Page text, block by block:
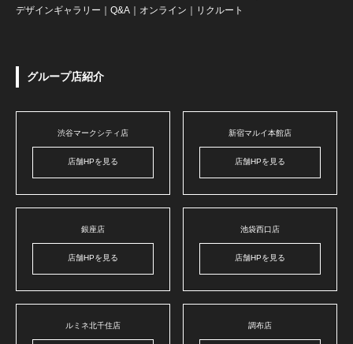
デザインギャラリー ｜ Q&A ｜ オンライン ｜ リクルート
グループ店紹介
渋谷マークシティ店
店舗HPを見る
新宿マルイ本館店
店舗HPを見る
銀座店
店舗HPを見る
池袋西口店
店舗HPを見る
ルミネ北千住店 調布店